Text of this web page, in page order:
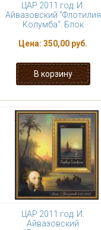
ЦАР 2011 год. И.
Айвазовский "Флотилия
Колумба". Блок
Цена: 350,00 руб.
ЦАР 2011 год. И.
Айвазовский